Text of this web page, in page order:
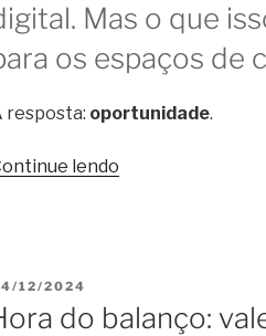
Mas o que
os espaços de
resposta: oportunidade.
lendo
coworkings
12/2024
do balanço: